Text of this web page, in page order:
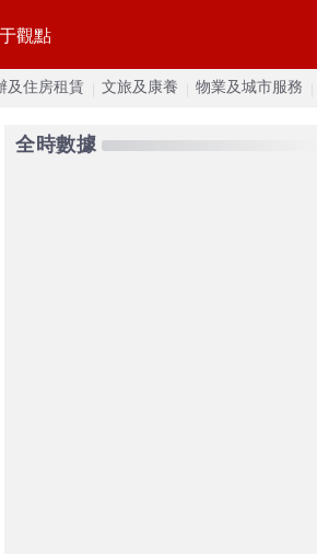
觀點
及住房租賃 文旅及康養 物業及城市服務
全時數據